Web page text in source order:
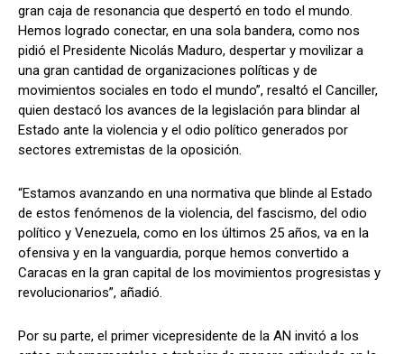
gran caja de resonancia que despertó en todo el mundo.
Hemos logrado conectar, en una sola bandera, como nos
pidió el Presidente Nicolás Maduro, despertar y movilizar a
una gran cantidad de organizaciones políticas y de
movimientos sociales en todo el mundo”, resaltó el Canciller,
quien destacó los avances de la legislación para blindar al
Estado ante la violencia y el odio político generados por
sectores extremistas de la oposición.
“Estamos avanzando en una normativa que blinde al Estado
de estos fenómenos de la violencia, del fascismo, del odio
político y Venezuela, como en los últimos 25 años, va en la
ofensiva y en la vanguardia, porque hemos convertido a
Caracas en la gran capital de los movimientos progresistas y
revolucionarios”, añadió.
Por su parte, el primer vicepresidente de la AN invitó a los